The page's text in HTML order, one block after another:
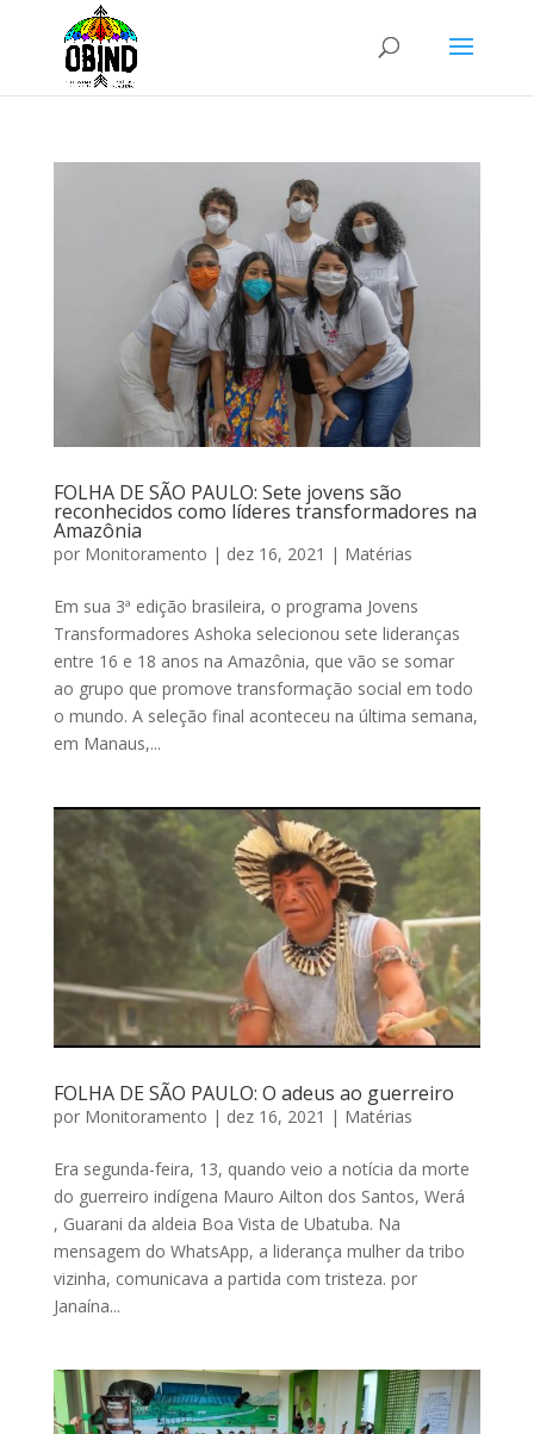
FOLHA DE SÃO PAULO: Sete jovens são
reconhecidos como líderes transformadores na
Amazônia
por Monitoramento | dez 16, 2021 | Matérias
Em sua 3ª edição brasileira, o programa Jovens
Transformadores Ashoka selecionou sete lideranças
entre 16 e 18 anos na Amazônia, que vão se somar
ao grupo que promove transformação social em todo
o mundo. A seleção final aconteceu na última semana,
em Manaus,...
FOLHA DE SÃO PAULO: O adeus ao guerreiro
por Monitoramento | dez 16, 2021 | Matérias
Era segunda-feira, 13, quando veio a notícia da morte
do guerreiro indígena Mauro Ailton dos Santos, Werá
, Guarani da aldeia Boa Vista de Ubatuba. Na
mensagem do WhatsApp, a liderança mulher da tribo
vizinha, comunicava a partida com tristeza. por
Janaína...